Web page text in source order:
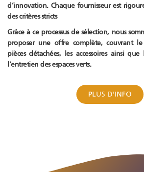
d’innovation. Chaque fournisseur est
des critères stricts
Grâce à ce processus de sélection, nous
proposer une offre complète, couvrant
pièces détachées, les accessoires ainsi
l’entretien des espaces verts.
PLUS D'INFO